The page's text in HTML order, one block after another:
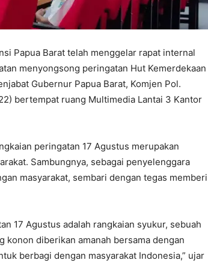
Papua Barat telah menggelar rapat internal
menyongsong peringatan Hut Kemerdekaan
Gubernur Papua Barat, Komjen Pol.
bertempat ruang Multimedia Lantai 3 Kantor
peringatan 17 Agustus merupakan
Sambungnya, sebagai penyelenggara
masyarakat, sembari dengan tegas memberi
17 Agustus adalah rangkaian syukur, sebuah
konon diberikan amanah bersama dengan
berbagi dengan masyarakat Indonesia,” ujar